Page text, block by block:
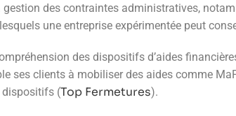
gestion des contraintes administratives,
une entreprise expérimentée peut
des dispositifs d’aides
ses clients à mobiliser des aides comme
dispositifs (Top Fermetures).